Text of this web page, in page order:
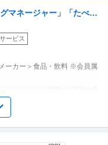
マネージャー」「たべっ
ギンビス「「しみチョ
セラー商品を製造／土
式会社ギンビス）
ービス
ーカー＞食品・飲料 ※会員属
人材紹介の法人営業／